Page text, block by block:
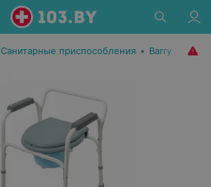
Санитарные приспособления • Barry